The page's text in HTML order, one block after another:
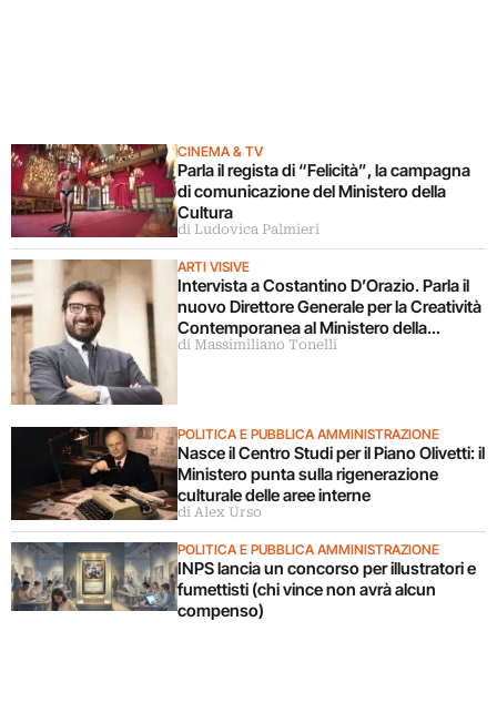
CINEMA & TV
Parla il regista di “Felicità”, la campagna
di comunicazione del Ministero della
Cultura
di Ludovica Palmieri
ARTI VISIVE
Intervista a Costantino D’Orazio. Parla il
nuovo Direttore Generale per la Creatività
Contemporanea al Ministero della
Cultura
di Massimiliano Tonelli
POLITICA E PUBBLICA AMMINISTRAZIONE
Nasce il Centro Studi per il Piano Olivetti: il
Ministero punta sulla rigenerazione
culturale delle aree interne
di Alex Urso
POLITICA E PUBBLICA AMMINISTRAZIONE
INPS lancia un concorso per illustratori e
fumettisti (chi vince non avrà alcun
compenso)